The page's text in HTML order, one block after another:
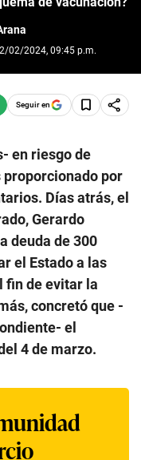
02/2024, 09:45 p.m.
Seguir en
en riesgo de
por
Días atrás, el
Gerardo
deuda de 300
el Estado a las
fin de evitar la
concretó que -
el
4 de marzo.